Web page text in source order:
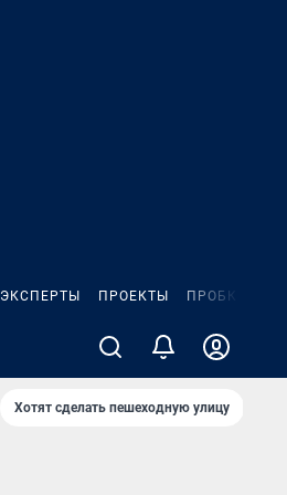
ЭКСПЕРТЫ ПРОЕКТЫ ПРОБКИ
Хотят сделать пешеходную улицу